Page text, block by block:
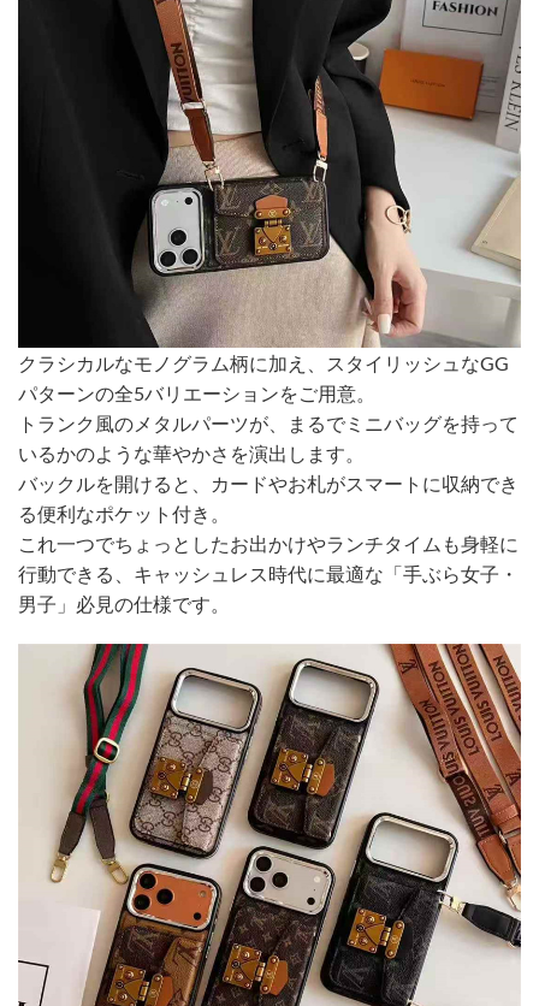
クラシカルなモノグラム柄に加え、スタイリッシュなGG
パターンの全5バリエーションをご用意。
トランク風のメタルパーツが、まるでミニバッグを持って
いるかのような華やかさを演出します。
バックルを開けると、カードやお札がスマートに収納でき
る便利なポケット付き。
これ一つでちょっとしたお出かけやランチタイムも身軽に
行動できる、キャッシュレス時代に最適な「手ぶら女子・
男子」必見の仕様です。